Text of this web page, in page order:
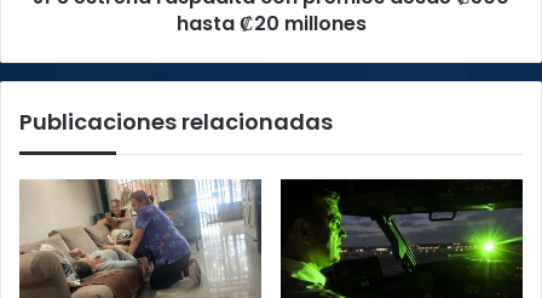
hasta ₡20 millones
Publicaciones relacionadas